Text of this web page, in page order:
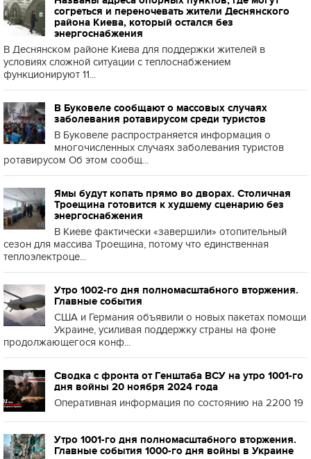
согреться и переночевать жители Деснянского
района Киева, который остался без
энергоснабжения
В Деснянском районе Киева для поддержки жителей в
условиях сложной ситуации с теплоснабжением
функционируют 11...
В Буковеле сообщают о массовых случаях
заболевания ротавирусом среди туристов
В Буковеле распространяется информация о
многочисленных случаях заболевания туристов
ротавирусом Об этом сообщ...
Ямы будут копать прямо во дворах. Столичная
Троещина готовится к худшему сценарию без
энергоснабжения
В Киеве фактически «завершили» отопительный
сезон для массива Троещина, потому что единственная
теплоэлектроце...
Утро 1002-го дня полномасштабного вторжения.
Главные события
США и Германия объявили о новых пакетах помощи
Украине, усиливая поддержку страны на фоне
продолжающегося конф...
Сводка с фронта от Генштаба ВСУ на утро 1001-го
дня войны 20 ноября 2024 года
Оперативная информация по состоянию на 2200 19
Утро 1001-го дня полномасштабного вторжения.
Главные события 1000-го дня войны в Украине